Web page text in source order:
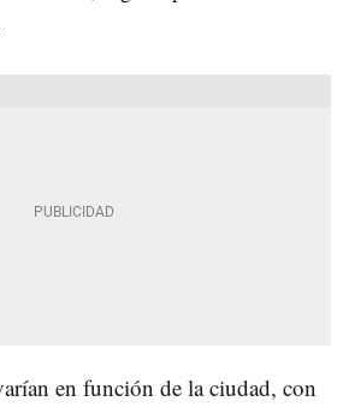
en función de la ciudad, con